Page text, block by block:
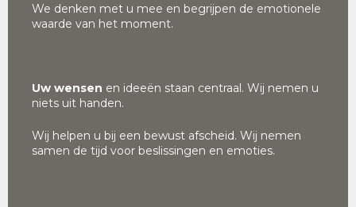
We denken met u mee en begrijpen de emotionele
waarde van het moment.
Uw wensen en ideeën staan centraal. Wij nemen u
niets uit handen.
Wij helpen u bij een bewust afscheid. Wij nemen
samen de tijd voor beslissingen en emoties.